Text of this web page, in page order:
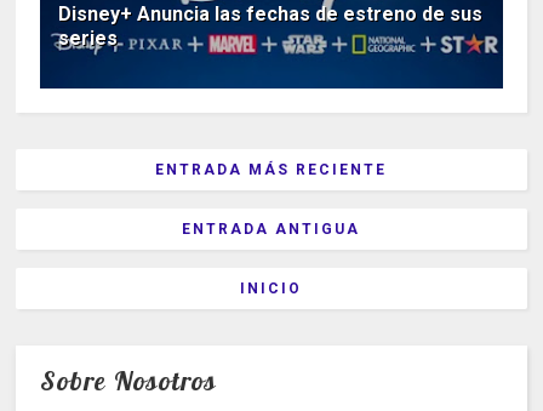
Disney+ Anuncia las fechas de estreno de sus
series
ENTRADA MÁS RECIENTE
ENTRADA ANTIGUA
INICIO
Sobre Nosotros